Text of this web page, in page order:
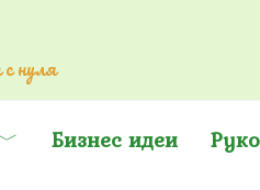
нуля
Бизнес идеи